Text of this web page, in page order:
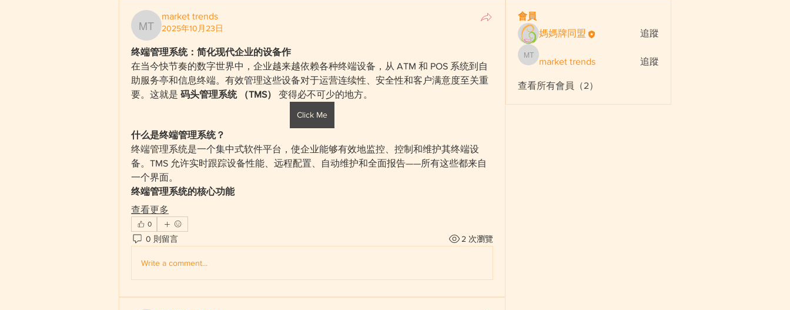
market trends
market trends
2025年10月23日
终端管理系统：简化现代企业的设备作
在当今快节奏的数字世界中，企业越来越依赖各种终端设备，从 ATM 和 POS 系统到自
助服务亭和信息终端。有效管理这些设备对于运营连续性、安全性和客户满意度至关重
要。这就是 码头管理系统 （TMS） 变得必不可少的地方。
Click Me
什么是终端管理系统？
终端管理系统是一个集中式软件平台，使企业能够有效地监控、控制和维护其终端设
备。TMS 允许实时跟踪设备性能、远程配置、自动维护和全面报告——所有这些都来自
一个界面。
终端管理系统的核心功能
查看更多
0
0 則留言 2 次瀏覽
Write a comment...
會員
媽媽牌同盟
追蹤
market trends
market trends 追蹤
查看所有會員（2）